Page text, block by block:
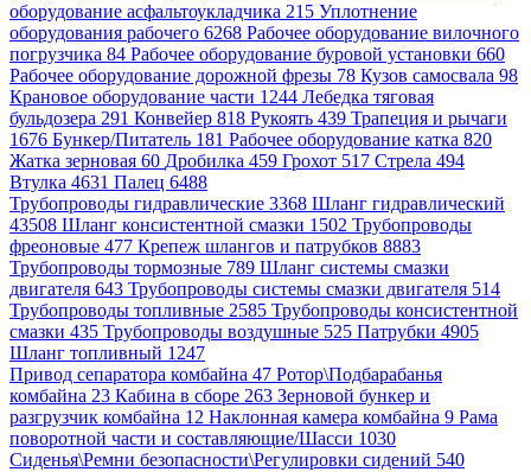
оборудование асфальтоукладчика 215 Уплотнение
оборудования рабочего 6268 Рабочее оборудование вилочного
погрузчика 84 Рабочее оборудование буровой установки 660
Рабочее оборудование дорожной фрезы 78 Кузов самосвала 98
Крановое оборудование части 1244 Лебедка тяговая
бульдозера 291 Конвейер 818 Рукоять 439 Трапеция и рычаги
1676 Бункер/Питатель 181 Рабочее оборудование катка 820
Жатка зерновая 60 Дробилка 459 Грохот 517 Стрела 494
Втулка 4631 Палец 6488
Трубопроводы гидравлические 3368 Шланг гидравлический
43508 Шланг консистентной смазки 1502 Трубопроводы
фреоновые 477 Крепеж шлангов и патрубков 8883
Трубопроводы тормозные 789 Шланг системы смазки
двигателя 643 Трубопроводы системы смазки двигателя 514
Трубопроводы топливные 2585 Трубопроводы консистентной
смазки 435 Трубопроводы воздушные 525 Патрубки 4905
Шланг топливный 1247
Привод сепаратора комбайна 47 Ротор\Подбарабанья
комбайна 23 Кабина в сборе 263 Зерновой бункер и
разгрузчик комбайна 12 Наклонная камера комбайна 9 Рама
поворотной части и составляющие/Шасси 1030
Сиденья\Ремни безопасности\Регулировки сидений 540